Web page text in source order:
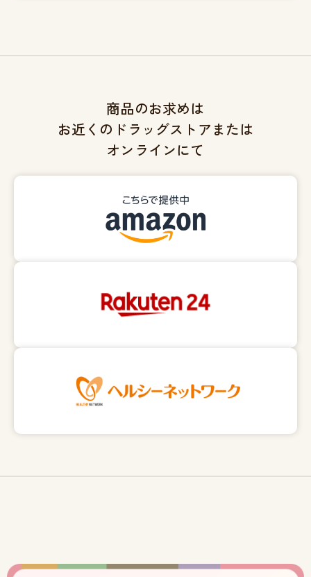
商品のお求めは
お近くのドラッグストアまたは
オンラインにて